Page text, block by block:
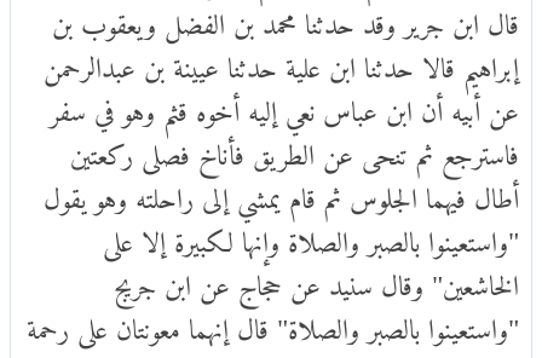
قال ابن جرير وقد حدثنا محمد بن الفضل ويعقوب بن
إبراهيم قالا حدثنا ابن علية حدثنا عيينة بن عبدالرحمن
عن أبيه أن ابن عباس نعي إليه أخوه قثم وهو في سفر
فاسترجع ثم تنحى عن الطريق فأناخ فصلى ركعتين
أطال فيهما الجلوس ثم قام يمشي إلى راحلته وهو يقول
"واستعينوا بالصبر والصلاة وإنها لكبيرة إلا على
الخاشعين" وقال سنيد عن حجاج عن ابن جريج
"واستعينوا بالصبر والصلاة" قال إنهما معونتان على رحمة